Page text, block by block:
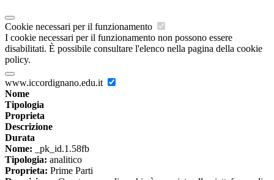
Cookie necessari per il funzionamento
I cookie necessari per il funzionamento non possono essere
disabilitati. È possibile consultare l'elenco nella pagina della cookie
policy.
www.iccordignano.edu.it
Nome
Tipologia
Proprieta
Descrizione
Durata
Nome: _pk_id.1.58fb
Tipologia: analitico
Proprieta: Prime Parti